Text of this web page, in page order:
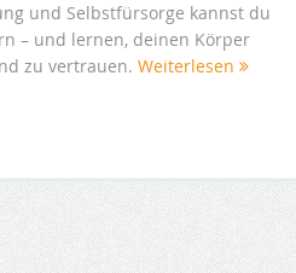
und Selbstfürsorge kannst du
– und lernen, deinen Körper
zu vertrauen. Weiterlesen